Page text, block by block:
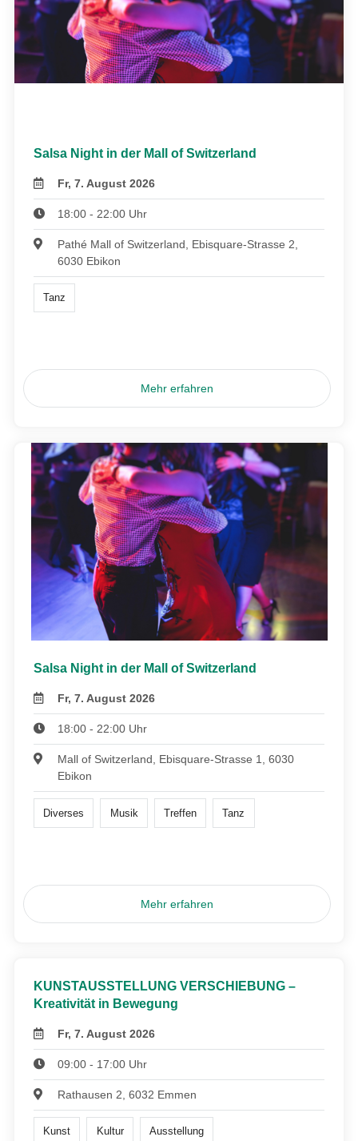
Salsa Night in der Mall of Switzerland
Fr, 7. August 2026
18:00 - 22:00 Uhr
Pathé Mall of Switzerland, Ebisquare-Strasse 2,
6030 Ebikon
Tanz
Mehr erfahren
Salsa Night in der Mall of Switzerland
Fr, 7. August 2026
18:00 - 22:00 Uhr
Mall of Switzerland, Ebisquare-Strasse 1, 6030
Ebikon
Diverses Musik Treffen Tanz
Mehr erfahren
KUNSTAUSSTELLUNG VERSCHIEBUNG –
Kreativität in Bewegung
Fr, 7. August 2026
09:00 - 17:00 Uhr
Rathausen 2, 6032 Emmen
Kunst Kultur Ausstellung